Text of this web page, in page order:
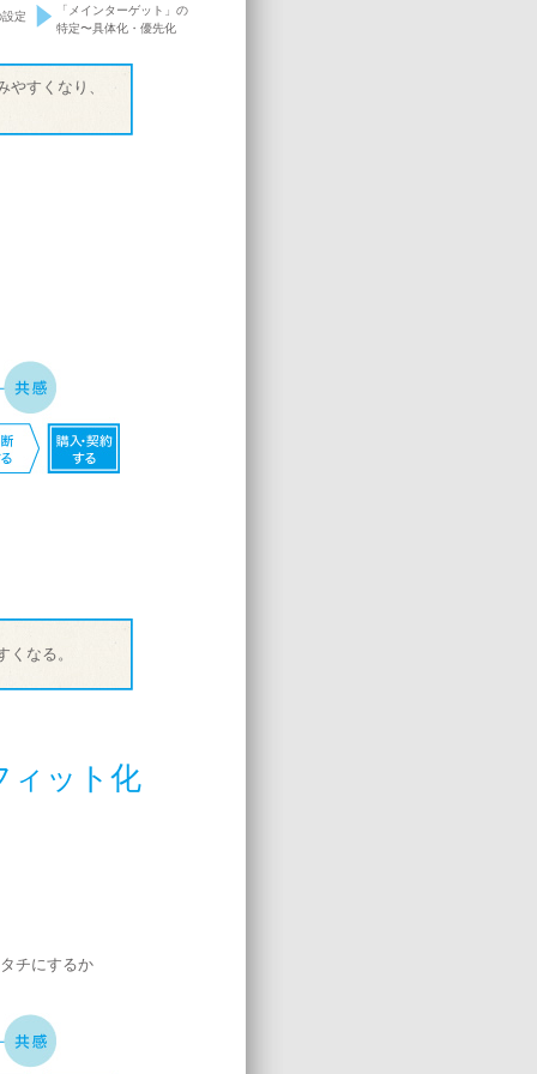
定
「メインターゲット」の
特定〜具体化・優先化
すくなり、
なる。
ィット化
チにするか